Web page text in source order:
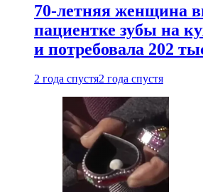
70-летняя женщина
пациентке зубы на
и потребовала 202
2 года спустя2 года спустя